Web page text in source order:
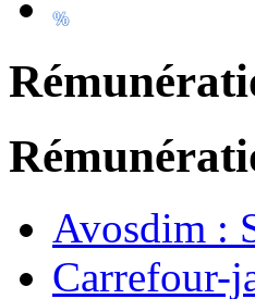
Avosdim :
Carrefour-